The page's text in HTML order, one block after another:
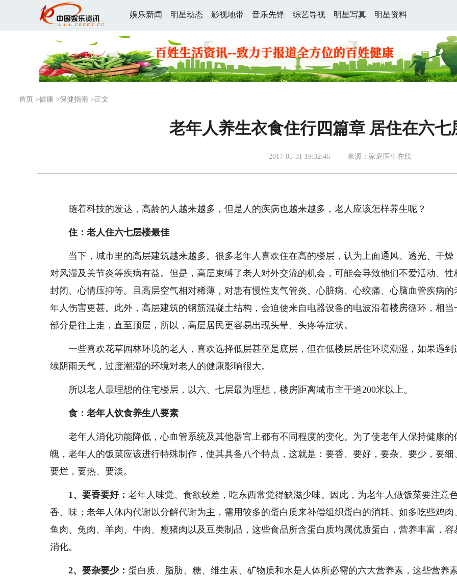
娱乐新闻 明星动态 影视地带 音乐先锋 综艺导视 明星写真 明星资料
首页 >健康 >保健指南 >正文
老年人养生衣食住行四篇章 居住在六七
2017-05-31 19:32:46 来源：家庭医生在线
随着科技的发达，高龄的人越来越多，但是人的疾病也越来越多，老人应该怎样养生呢？
住：老人住六七层楼最佳
当下，城市里的高层建筑越来越多。很多老年人喜欢住在高的楼层，认为上面通风、透光、干燥
对风湿及关节炎等疾病有益。但是，高层束缚了老人对外交流的机会，可能会导致他们不爱活动、性
封闭、心情压抑等。且高层空气相对稀薄，对患有慢性支气管炎、心脏病、心绞痛、心脑血管疾病的
年人伤害更甚。此外，高层建筑的钢筋混凝土结构，会迫使来自电器设备的电波沿着楼房循环，相当
部分是往上走，直至顶层，所以，高层居民更容易出现头晕、头疼等症状。
一些喜欢花草园林环境的老人，喜欢选择低层甚至是底层，但在低楼层居住环境潮湿，如果遇到
续阴雨天气，过度潮湿的环境对老人的健康影响很大。
所以老人最理想的住宅楼层，以六、七层最为理想，楼房距离城市主干道200米以上。
食：老年人饮食养生八要素
老年人消化功能降低，心血管系统及其他器官上都有不同程度的变化。为了使老年人保持健康的
魄，老年人的饭菜应该进行特殊制作，使其具备八个特点，这就是：要香、要好，要杂、要少，要细
要烂，要热、要淡。
1、要香要好：老年人味觉、食欲较差，吃东西常觉得缺滋少味。因此，为老年人做饭菜要注意
香、味；老年人体内代谢以分解代谢为主，需用较多的蛋白质来补偿组织蛋白的消耗。如多吃些鸡肉
鱼肉、兔肉、羊肉、牛肉、瘦猪肉以及豆类制品，这些食品所含蛋白质均属优质蛋白，营养丰富，容
消化。
2、要杂要少：蛋白质、脂肪、糖、维生素、矿物质和水是人体所必需的六大营养素，这些营养